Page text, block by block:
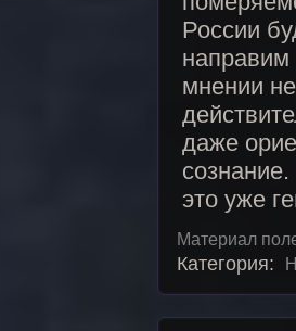
России
направим
мнении
даже
это уже
Материал
Категория: